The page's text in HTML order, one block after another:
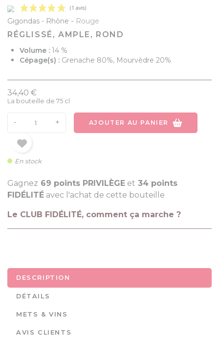
Gigondas Rhône - Rouge
RÉGLISSÉ, AMPLE, ROND
Volume : 14 %
Cépage(s) : Grenache 80%, Mourvèdre 20%
34,40 €
La bouteille de 75 cl
- + AJOUTER AU PANIER
En stock
Gagnez 69 points PRIVILÈGE et 34 points
FIDÉLITÉ avec l'achat de cette bouteille
Le CLUB FIDÉLITÉ, comment ça marche ?
DESCRIPTION
DÉTAILS
METS & VINS
AVIS CLIENTS